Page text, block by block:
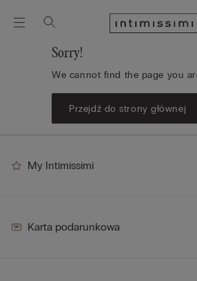
Sorry!
We cannot find the page you
Przejdź do strony głównej
My Intimissimi
Karta podarunkowa